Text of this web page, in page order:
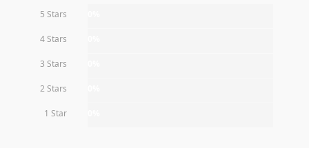
5 Stars
4 Stars
3 Stars
2 Stars
1 Star